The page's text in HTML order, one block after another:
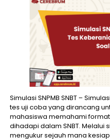
Simulasi SNPMB SNBT –
tes uji coba yang dirancang
mahasiswa memahami
dihadapi dalam SNBT. Melalui
mengukur sejauh mana